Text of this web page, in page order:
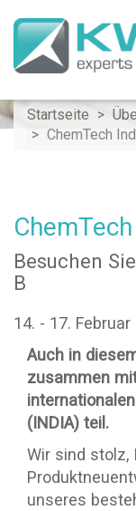
Startseite
ChemTech
Besuchen
B
14. - 17.
Auch in
zusammen
(INDIA) teil.
Wir sind stolz,
unseres